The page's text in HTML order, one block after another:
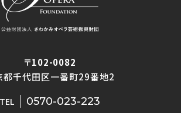
〒102-0082
都千代田区一番町29番地2
TEL 0570-023-223